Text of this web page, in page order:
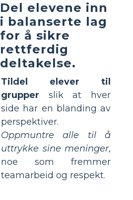
Del elevene inn
i balanserte lag
for å sikre
rettferdig
deltakelse.
Tildel elever til
grupper slik at hver
side har en blanding av
perspektiver.
Oppmuntre alle til å
uttrykke sine meninger,
noe som fremmer
teamarbeid og respekt.